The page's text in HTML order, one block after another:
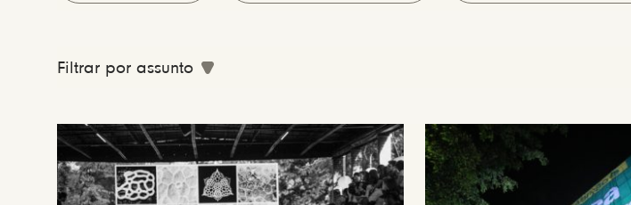
Filtrar por assunto